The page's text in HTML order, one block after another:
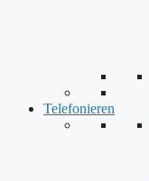
Telefonieren